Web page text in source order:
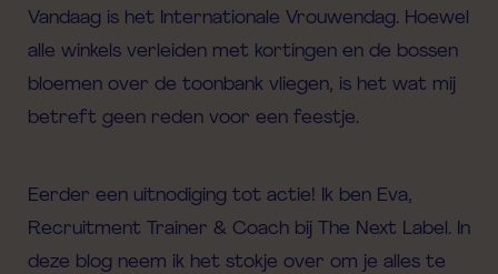
Vandaag is het Internationale Vrouwendag. Hoewel
alle winkels verleiden met kortingen en de bossen
bloemen over de toonbank vliegen, is het wat mij
betreft geen reden voor een feestje.
Eerder een uitnodiging tot actie!
Ik ben Eva,
Recruitment Trainer & Coach bij The Next Label. In
deze blog neem ik het stokje over om je alles te